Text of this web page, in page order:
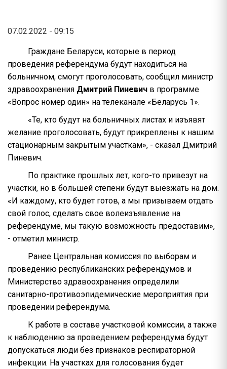
07.02.2022 - 09:15
Граждане Беларуси, которые в период
проведения референдума будут находиться на
больничном, смогут проголосовать, сообщил министр
здравоохранения Дмитрий Пиневич в программе
«Вопрос номер один» на телеканале «Беларусь 1».
«Те, кто будут на больничных листах и изъявят
желание проголосовать, будут прикреплены к нашим
стационарным закрытым участкам», - сказал Дмитрий
Пиневич.
По практике прошлых лет, кого-то привезут на
участки, но в большей степени будут выезжать на дом.
«И каждому, кто будет готов, а мы призываем отдать
свой голос, сделать свое волеизъявление на
референдуме, мы такую возможность предоставим»,
- отметил министр.
Ранее Центральная комиссия по выборам и
проведению республиканских референдумов и
Министерство здравоохранения определили
санитарно-противоэпидемические мероприятия при
проведении референдума.
К работе в составе участковой комиссии, а также
к наблюдению за проведением референдума будут
допускаться люди без признаков респираторной
инфекции. На участках для голосования будет